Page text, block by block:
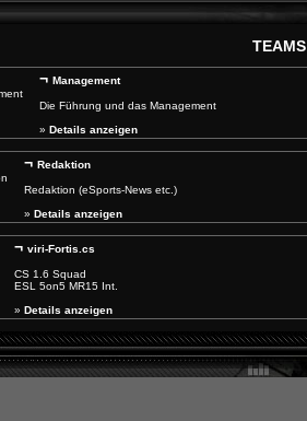
TEAMS
¬ Management
Die Führung und das Management
» Details anzeigen
¬ Redaktion
Redaktion (eSports-News etc.)
» Details anzeigen
¬ viri-Fortis.cs
CS 1.6 Squad
ESL 5on5 MR15 Int.
» Details anzeigen